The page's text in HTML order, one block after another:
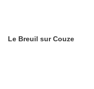
Le Breuil sur Couze